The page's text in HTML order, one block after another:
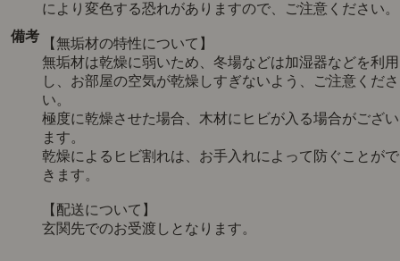
備考
により変色する恐れがありますので、ご注意ください。
【無垢材の特性について】
無垢材は乾燥に弱いため、冬場などは加湿器などを利用
し、お部屋の空気が乾燥しすぎないよう、ご注意くださ
い。
極度に乾燥させた場合、木材にヒビが入る場合がござい
ます。
乾燥によるヒビ割れは、お手入れによって防ぐことがで
きます。
【配送について】
玄関先でのお受渡しとなります。